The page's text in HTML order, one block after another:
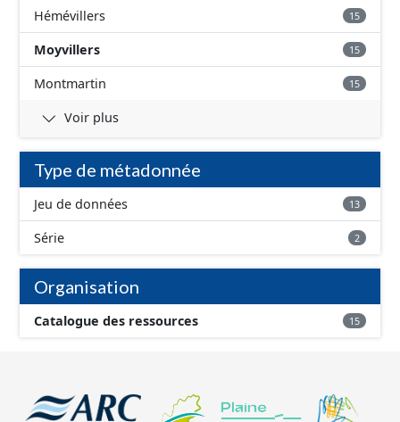
spécifique...).
Hémévillers 15
Moyvillers 15
Montmartin 15
Voir plus
Type de métadonnée
Jeu de données 13
Série 2
Organisation
Catalogue des ressources 15